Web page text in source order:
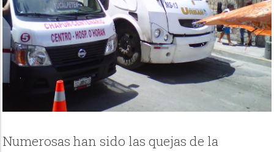
Numerosas han sido las quejas de la